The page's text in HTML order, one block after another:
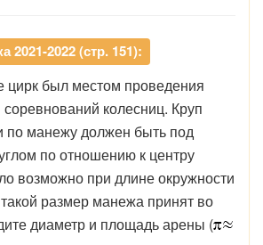
2021-2022 (стр. 151):
был местом проведения
соревнований колесниц. Круп
по манежу должен быть под
по отношению к центру
возможно при длине окружности
размер манежа принят во
диаметр и площадь арены (